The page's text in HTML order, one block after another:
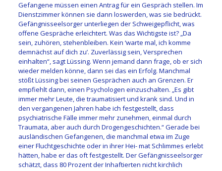
Gefangene müssen einen Antrag für ein Gespräch stellen. Im
Dienstzimmer können sie dann loswerden, was sie bedrückt.
Gefängnisseelsorger unterliegen der Schweigepflicht, was
offene Gespräche erleichtert. Was das Wichtigste ist? „Da
sein, zuhören, stehenbleiben. Kein ‘warte mal, ich komme
demnächst auf dich zu’. Zuverlässig sein, Versprechen
einhalten“, sagt Lüssing. Wenn jemand dann frage, ob er sich
wieder melden könne, dann sei das ein Erfolg. Manchmal
stößt Lüssing bei seinen Gesprächen auch an Grenzen. Er
empfiehlt dann, einen Psychologen einzuschalten. „Es gibt
immer mehr Leute, die traumatisiert und krank sind. Und in
den vergangenen Jahren habe ich festgestellt, dass
psychiatrische Fälle immer mehr zunehmen, einmal durch
Traumata, aber auch durch Drogengeschichten.“ Gerade bei
ausländischen Gefangenen, die manchmal etwa im Zuge
einer Fluchtgeschichte oder in ihrer Hei- mat Schlimmes erlebt
hätten, habe er das oft festgestellt. Der Gefängnisseelsorger
schätzt, dass 80 Prozent der Inhaftierten nicht kirchlich